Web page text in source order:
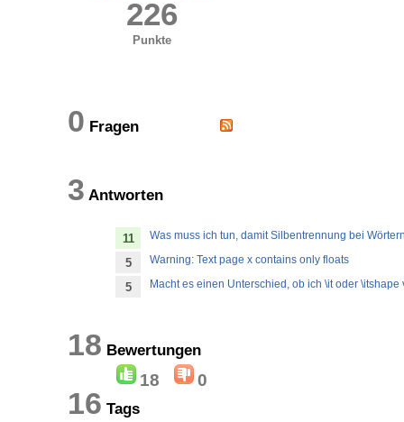
226
Punkte
0 Fragen
3 Antworten
11 Was muss ich tun, damit Silbentrennung bei
5 Warning: Text page x contains only floats
5 Macht es einen Unterschied, ob ich \it oder \itshape
18 Bewertungen
18 0
16 Tags